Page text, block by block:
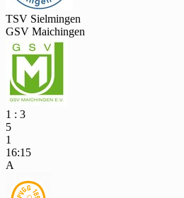
TSV Sielmingen
GSV Maichingen
1 : 3
5
1
16:15
A